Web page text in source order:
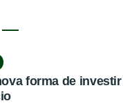
forma de investir